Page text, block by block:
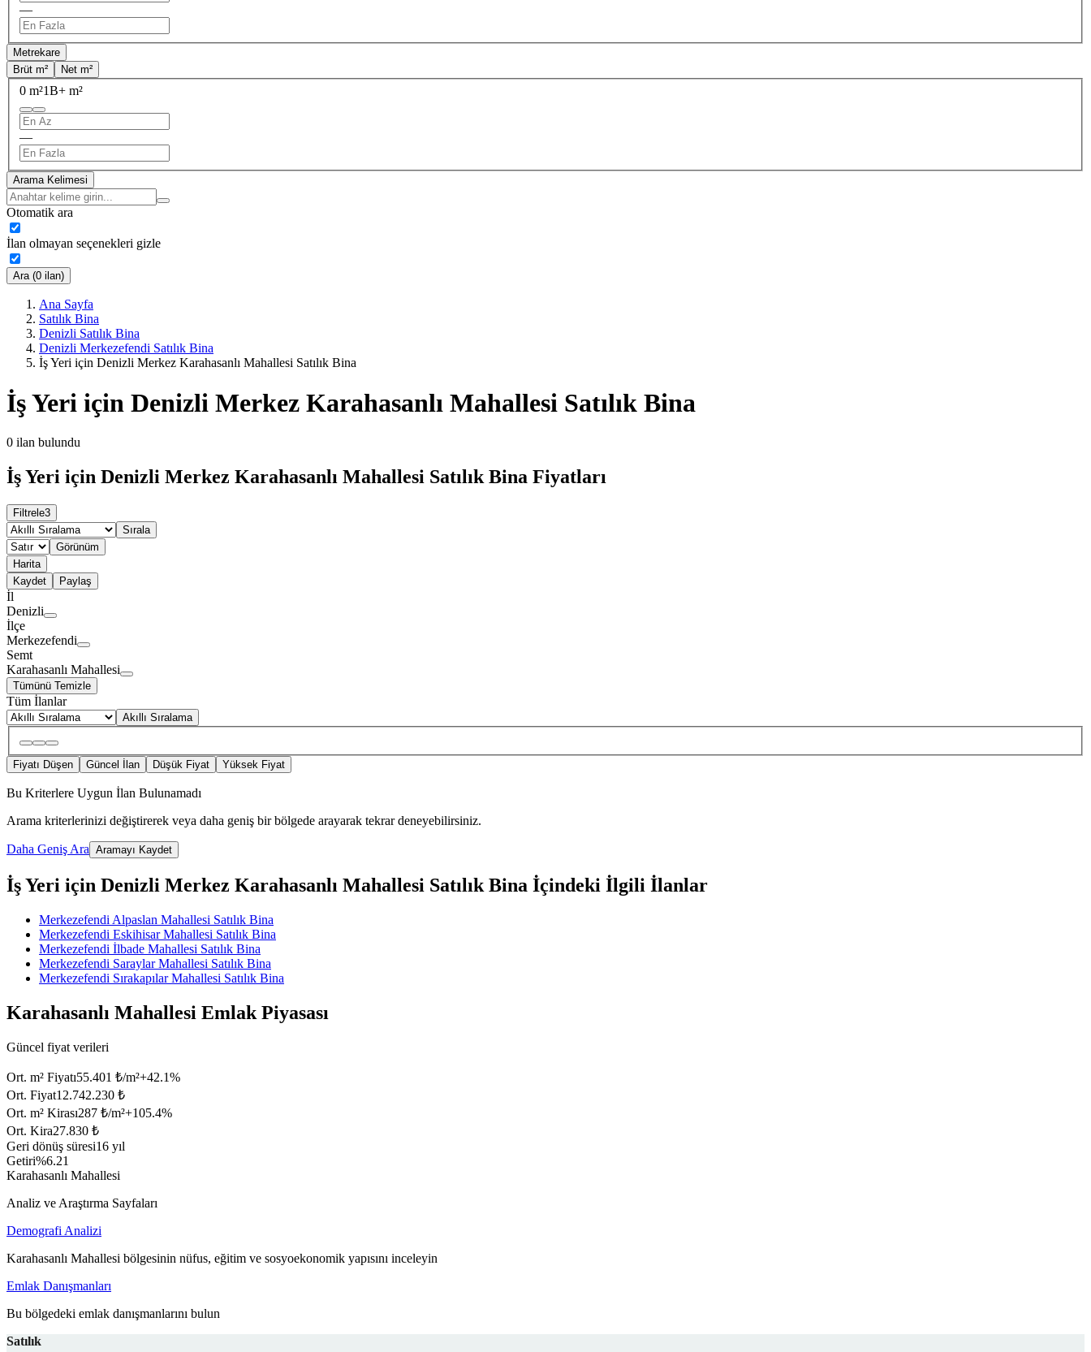
—
Metrekare
Brüt m²
Net m²
0 m²1B+ m²
—
Arama Kelimesi
Otomatik ara
İlan olmayan seçenekleri gizle
Ara (0 ilan)
Ana Sayfa
Satılık Bina
Denizli Satılık Bina
Denizli Merkezefendi Satılık Bina
İş Yeri için Denizli Merkez Karahasanlı Mahallesi Satılık Bina
İş Yeri için Denizli Merkez Karahasanlı Mahallesi Satılık Bina
0 ilan bulundu
İş Yeri için Denizli Merkez Karahasanlı Mahallesi Satılık Bina Fiyatları
Filtrele3
Sırala
Görünüm
Harita
Kaydet
Paylaş
İl
Denizli
İlçe
Merkezefendi
Semt
Karahasanlı Mahallesi
Tümünü Temizle
Tüm İlanlar
Akıllı Sıralama
Fiyatı Düşen Güncel İlan Düşük Fiyat Yüksek Fiyat
Bu Kriterlere Uygun İlan Bulunamadı
Arama kriterlerinizi değiştirerek veya daha geniş bir bölgede arayarak tekrar deneyebilirsiniz.
Daha Geniş Ara Aramayı Kaydet
İş Yeri için Denizli Merkez Karahasanlı Mahallesi Satılık Bina İçindeki İlgili İlanlar
Merkezefendi Alpaslan Mahallesi Satılık Bina
Merkezefendi Eskihisar Mahallesi Satılık Bina
Merkezefendi İlbade Mahallesi Satılık Bina
Merkezefendi Saraylar Mahallesi Satılık Bina
Merkezefendi Sırakapılar Mahallesi Satılık Bina
Karahasanlı Mahallesi Emlak Piyasası
Güncel fiyat verileri
Ort. m² Fiyatı55.401 ₺/m²+42.1%
Ort. Fiyat12.742.230 ₺
Ort. m² Kirası287 ₺/m²+105.4%
Ort. Kira27.830 ₺
Geri dönüş süresi16 yıl
Getiri%6.21
Karahasanlı Mahallesi
Analiz ve Araştırma Sayfaları
Demografi Analizi
Karahasanlı Mahallesi bölgesinin nüfus, eğitim ve sosyoekonomik yapısını inceleyin
Emlak Danışmanları
Bu bölgedeki emlak danışmanlarını bulun
Satılık